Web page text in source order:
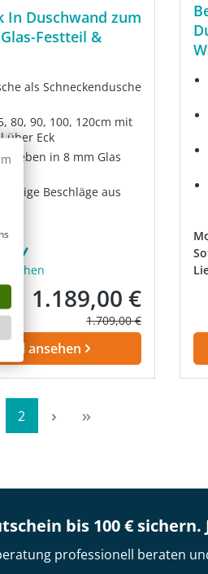
In Duschwand zum
Festteil &
als Schneckendusche
80, 90, 100, 120cm mit
über Eck
Kleben in 8 mm Glas
Beschläge aus
Wochen
Verkaufspreis:
1.189,00 €
Regulärer Preis:
1.709,00 €
ansehen
Seite
2
bis 100 €
professionell beraten